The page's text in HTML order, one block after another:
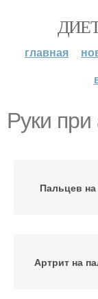
главная
Руки при
Пальцев на
Артрит на